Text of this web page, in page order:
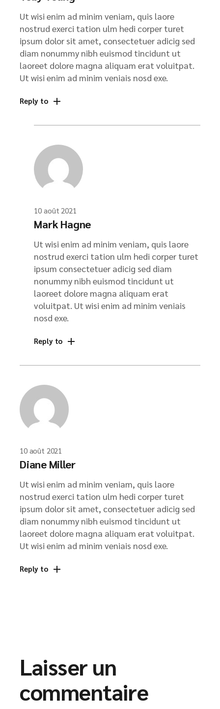
Ut wisi enim ad minim veniam, quis laore
nostrud exerci tation ulm hedi corper turet
ipsum dolor sit amet, consectetuer adicig sed
diam nonummy nibh euismod tincidunt ut
laoreet dolore magna aliquam erat voluitpat.
Ut wisi enim ad minim veniais nosd exe.
Reply to
10 août 2021
Mark Hagne
Ut wisi enim ad minim veniam, quis laore
nostrud exerci tation ulm hedi corper turet
ipsum consectetuer adicig sed diam
nonummy nibh euismod tincidunt ut
laoreet dolore magna aliquam erat
voluitpat. Ut wisi enim ad minim veniais
nosd exe.
Reply to
10 août 2021
Diane Miller
Ut wisi enim ad minim veniam, quis laore
nostrud exerci tation ulm hedi corper turet
ipsum dolor sit amet, consectetuer adicig sed
diam nonummy nibh euismod tincidunt ut
laoreet dolore magna aliquam erat voluitpat.
Ut wisi enim ad minim veniais nosd exe.
Reply to
Laisser un
commentaire